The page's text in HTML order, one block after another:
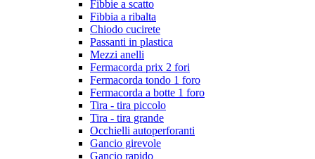
Fibbie a scatto
Fibbia a ribalta
Chiodo cucirete
Passanti in plastica
Mezzi anelli
Fermacorda prix 2 fori
Fermacorda tondo 1 foro
Fermacorda a botte 1 foro
Tira - tira piccolo
Tira - tira grande
Occhielli autoperforanti
Gancio girevole
Gancio rapido